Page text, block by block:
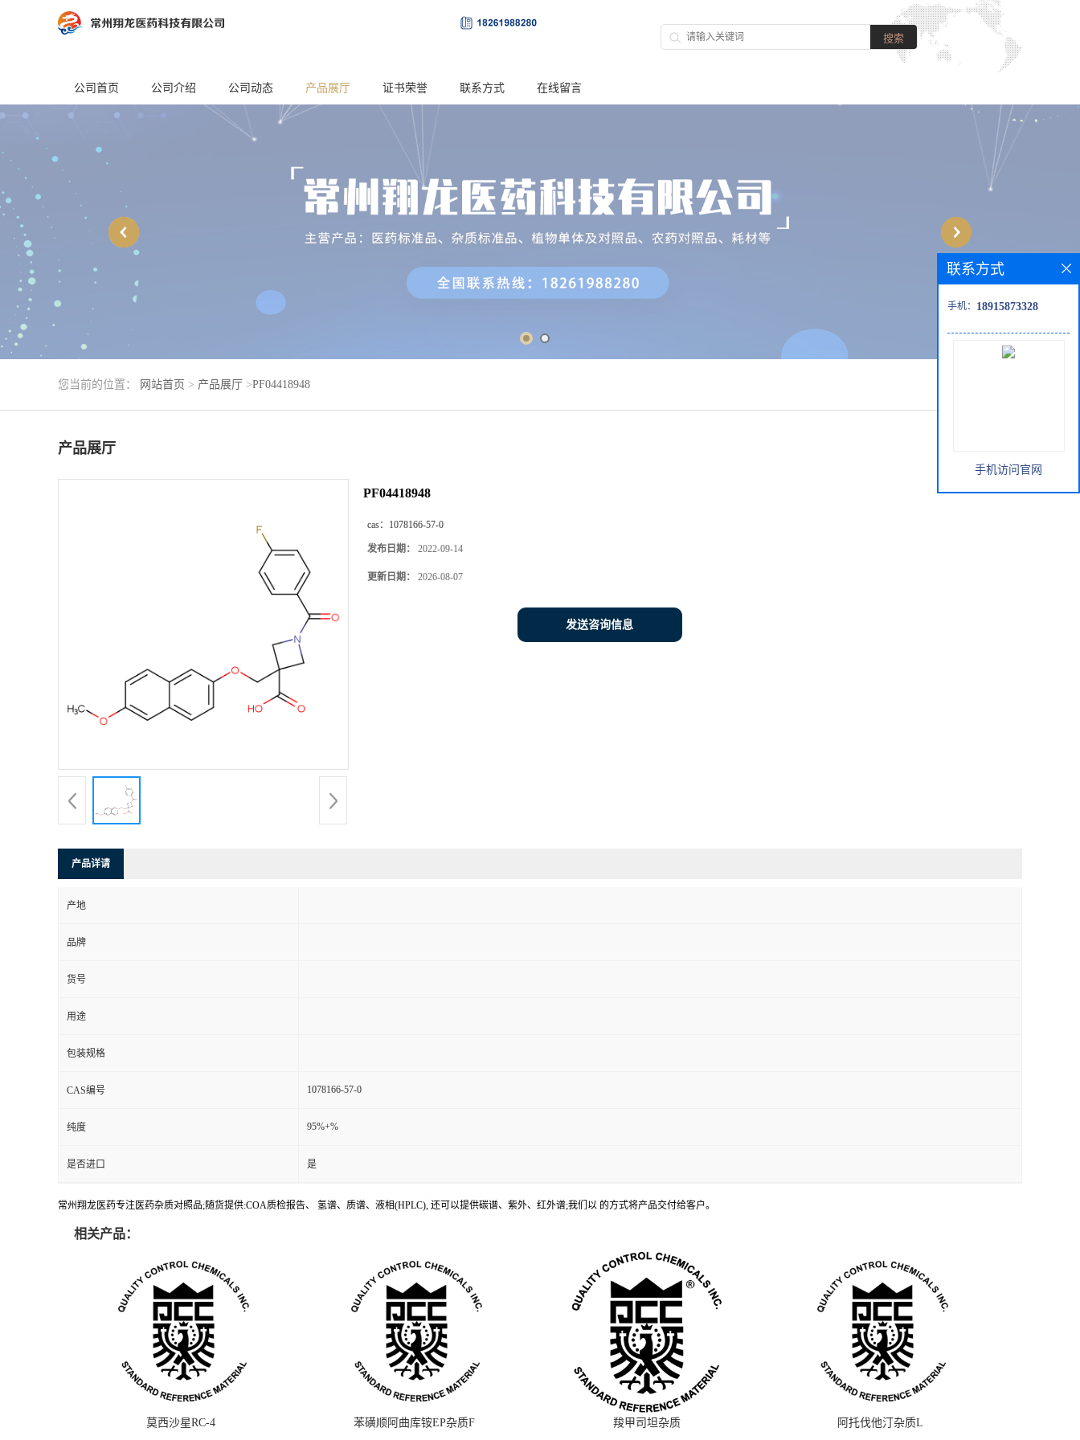
公司首页 公司介绍 公司动态 产品展厅 证书荣誉 联系方式 在线留言
您当前的位置： 网站首页 > 产品展厅 >PF04418948
产品展厅
PF04418948
cas： 1078166-57-0
发布日期： 2022-09-14
更新日期： 2026-08-07
发送咨询信息
产品详请
产地
品牌
货号
用途
包装规格
CAS编号 1078166-57-0
纯度 95%+%
是否进口 是
常州翔龙医药专注医药杂质对照品;随货提供:COA质检报告、 氢谱、质谱、液相(HPLC), 还可以提供碳谱、紫外、红外谱;我们以 的方式将产品交付给客户。
相关产品：
莫西沙星RC-4 苯磺顺阿曲库铵EP杂质F 羧甲司坦杂质 阿托伐他汀杂质L
联系方式
手机： 18915873328
手机访问官网